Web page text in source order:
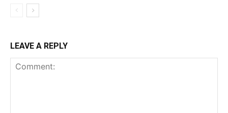
LEAVE A REPLY